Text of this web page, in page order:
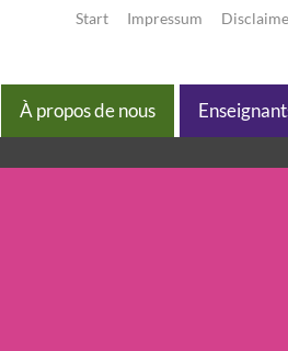
Impressum
Start
À propos de nous